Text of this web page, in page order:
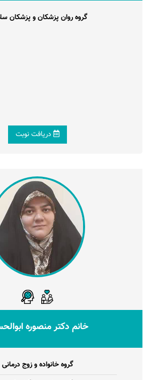
گروه روان پزشکان و پزشکان
دریافت نوبت
خانم دکتر منصوره
گروه خانواده و زوج درمانی